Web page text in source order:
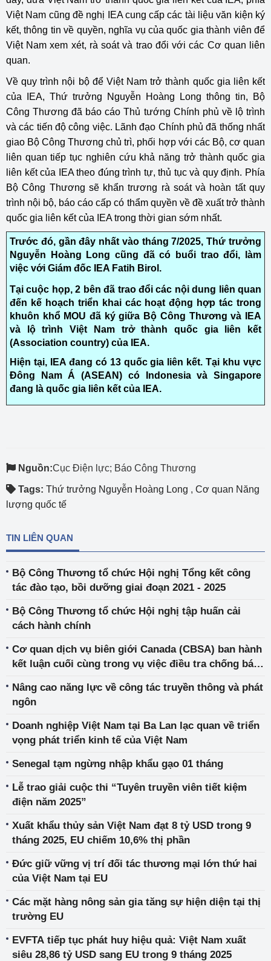
Việt Nam cũng đề nghị IEA cung cấp các tài liệu văn kiện ký
kết, thông tin về quyền, nghĩa vụ của quốc gia thành viên để
Việt Nam xem xét, rà soát và trao đổi với các Cơ quan liên
quan.
Về quy trình nội bộ để Việt Nam trở thành quốc gia liên kết
của IEA, Thứ trưởng Nguyễn Hoàng Long thông tin, Bộ
Công Thương đã báo cáo Thủ tướng Chính phủ về lộ trình
và các tiến độ công việc. Lãnh đạo Chính phủ đã thống nhất
giao Bộ Công Thương chủ trì, phối hợp với các Bộ, cơ quan
liên quan tiếp tục nghiên cứu khả năng trở thành quốc gia
liên kết của IEA theo đúng trình tự, thủ tục và quy định. Phía
Bộ Công Thương sẽ khẩn trương rà soát và hoàn tất quy
trình nội bộ, báo cáo cấp có thẩm quyền về đề xuất trở thành
quốc gia liên kết của IEA trong thời gian sớm nhất.
Trước đó, gần đây nhất vào tháng 7/2025, Thứ trưởng
Nguyễn Hoàng Long cũng đã có buổi trao đổi, làm
việc với Giám đốc IEA Fatih Birol.
Tại cuộc họp, 2 bên đã trao đổi các nội dung liên quan
đến kế hoạch triển khai các hoạt động hợp tác trong
khuôn khổ MOU đã ký giữa Bộ Công Thương và IEA
và lộ trình Việt Nam trở thành quốc gia liên kết
(Association country) của IEA.
Hiện tại, IEA đang có 13 quốc gia liên kết. Tại khu vực
Đông Nam Á (ASEAN) có Indonesia và Singapore
đang là quốc gia liên kết của IEA.
Nguồn:Cục Điện lực; Báo Công Thương
Tags: Thứ trưởng Nguyễn Hoàng Long , Cơ quan Năng
lượng quốc tế
TIN LIÊN QUAN
Bộ Công Thương tổ chức Hội nghị Tổng kết công
tác đào tạo, bồi dưỡng giai đoạn 2021 - 2025
Bộ Công Thương tổ chức Hội nghị tập huấn cải
cách hành chính
Cơ quan dịch vụ biên giới Canada (CBSA) ban hành
kết luận cuối cùng trong vụ việc điều tra chống bán
kim thép nhập khẩu từ một số quốc gia/vùng lãnh
thổ, trong đó có Việt Nam
Nâng cao năng lực về công tác truyền thông và phát
ngôn
Doanh nghiệp Việt Nam tại Ba Lan lạc quan về triển
vọng phát triển kinh tế của Việt Nam
Senegal tạm ngừng nhập khẩu gạo 01 tháng
Lễ trao giải cuộc thi “Tuyên truyền viên tiết kiệm
điện năm 2025”
Xuất khẩu thủy sản Việt Nam đạt 8 tỷ USD trong 9
tháng 2025, EU chiếm 10,6% thị phần
Đức giữ vững vị trí đối tác thương mại lớn thứ hai
của Việt Nam tại EU
Các mặt hàng nông sản gia tăng sự hiện diện tại thị
trường EU
EVFTA tiếp tục phát huy hiệu quả: Việt Nam xuất
siêu 28,86 tỷ USD sang EU trong 9 tháng 2025